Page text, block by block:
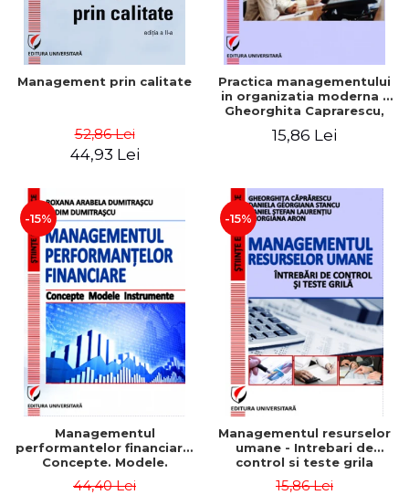
Management prin calitate
52,86 Lei
44,93 Lei
Practica managementului
in organizatia moderna -
Gheorghita Caprarescu,
Georgiana Aron
15,86 Lei
-15%
Managementul
performantelor financiare.
Concepte. Modele.
44,40 Lei
-15%
Managementul resurselor
umane - Intrebari de
control si teste grila
15,86 Lei